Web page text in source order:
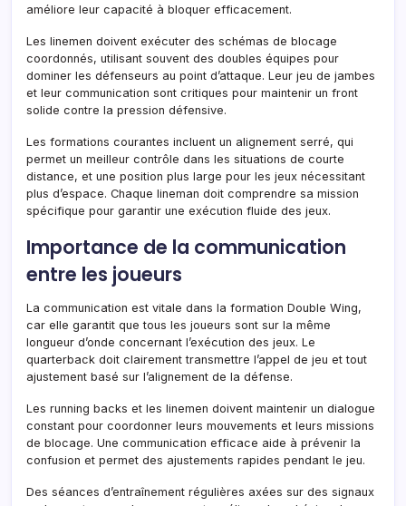
améliore leur capacité à bloquer efficacement.
Les linemen doivent exécuter des schémas de blocage
coordonnés, utilisant souvent des doubles équipes pour
dominer les défenseurs au point d’attaque. Leur jeu de jambes
et leur communication sont critiques pour maintenir un front
solide contre la pression défensive.
Les formations courantes incluent un alignement serré, qui
permet un meilleur contrôle dans les situations de courte
distance, et une position plus large pour les jeux nécessitant
plus d’espace. Chaque lineman doit comprendre sa mission
spécifique pour garantir une exécution fluide des jeux.
Importance de la communication
entre les joueurs
La communication est vitale dans la formation Double Wing,
car elle garantit que tous les joueurs sont sur la même
longueur d’onde concernant l’exécution des jeux. Le
quarterback doit clairement transmettre l’appel de jeu et tout
ajustement basé sur l’alignement de la défense.
Les running backs et les linemen doivent maintenir un dialogue
constant pour coordonner leurs mouvements et leurs missions
de blocage. Une communication efficace aide à prévenir la
confusion et permet des ajustements rapides pendant le jeu.
Des séances d’entraînement régulières axées sur des signaux